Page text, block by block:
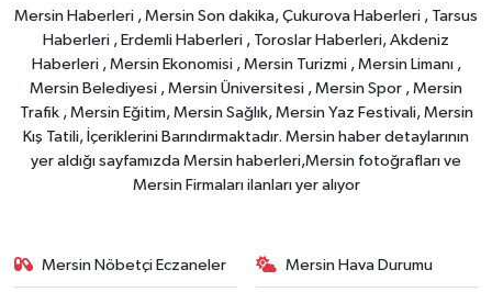
Mersin Haberleri , Mersin Son dakika, Çukurova Haberleri , Tarsus
Haberleri , Erdemli Haberleri , Toroslar Haberleri, Akdeniz
Haberleri , Mersin Ekonomisi , Mersin Turizmi , Mersin Limanı ,
Mersin Belediyesi , Mersin Üniversitesi , Mersin Spor , Mersin
Trafik , Mersin Eğitim, Mersin Sağlık, Mersin Yaz Festivali, Mersin
Kış Tatili, İçeriklerini Barındırmaktadır. Mersin haber detaylarının
yer aldığı sayfamızda Mersin haberleri,Mersin fotoğrafları ve
Mersin Firmaları ilanları yer alıyor
Mersin Nöbetçi Eczaneler Mersin Hava Durumu